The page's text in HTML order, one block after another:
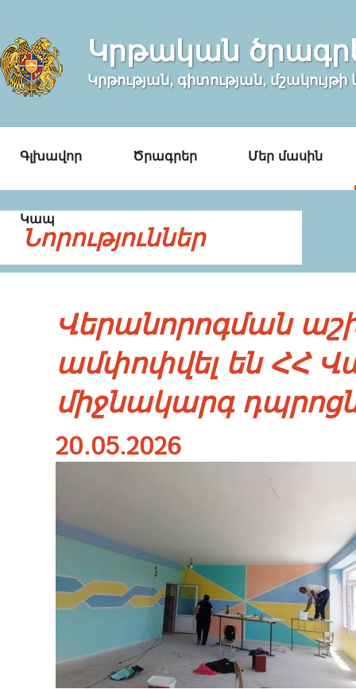
Կրթական
Կրթության, գիտության,
Գլխավոր Ծրագրեր Մեր մասին
Կապ
Նորություններ
Վերանորոգման
ամփոփվել են ՀՀ
միջնակարգ
20.05.2026